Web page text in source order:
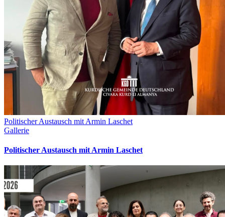
Politischer Austausch mit Armin Laschet
Gallerie
Politischer Austausch mit Armin Laschet